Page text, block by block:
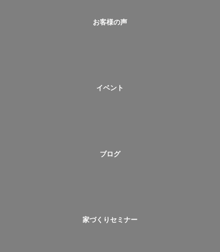
お客様の声
イベント
ブログ
家づくりセミナー